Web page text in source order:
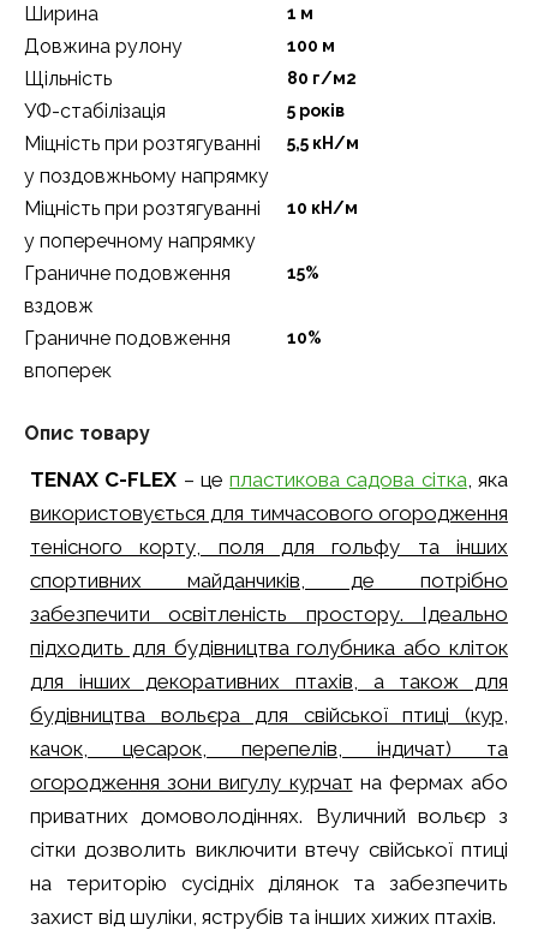
Ширина 1 м
Довжина рулону 100 м
Щільність 80 г/м2
УФ-стабілізація 5 років
Міцність при розтягуванні
у поздовжньому напрямку
5,5 кН/м
Міцність при розтягуванні
у поперечному напрямку
10 кН/м
Граничне подовження
вздовж
15%
Граничне подовження
впоперек
10%
Опис товару
TENAX C-FLEX – цепластикова садова сітка, яка
використовується для тимчасового огородження
тенісного корту, поля для гольфу та інших
спортивних майданчиків, де потрібно
забезпечити освітленість простору. Ідеально
підходить для будівництва голубника або кліток
для інших декоративних птахів, а також для
будівництва вольєра для свійської птиці (кур,
качок, цесарок, перепелів, індичат) та
огородження зони вигулу курчат на фермах або
приватних домоволодіннях. Вуличний вольєр з
сітки дозволить виключити втечу свійської птиці
на територію сусідніх ділянок та забезпечить
захист від шуліки, яструбів та інших хижих птахів.